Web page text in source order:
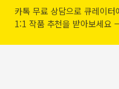
카톡 무료 상담으로 큐레이터
1:1 작품 추천을 받아보세요